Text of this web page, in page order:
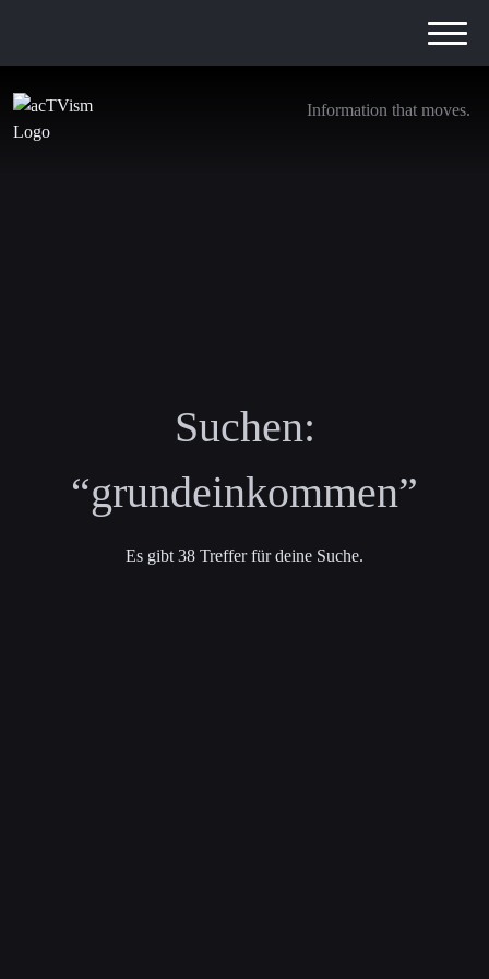
Information that moves.
Suchen:
“grundeinkommen”
Es gibt 38 Treffer für deine Suche.